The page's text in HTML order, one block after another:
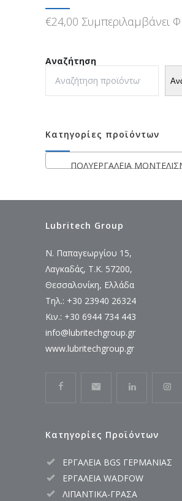
€24,00 Συμπεριλαμβάνει
Αναζήτηση
Κατηγορίες προϊόντων
ΠΟΛΥΕΡΓΑΛΕΙΑ ΜΟΝΤΕΛΙΣΜΟΥ –
Lubritech Group
Ν. Παπαγεωργίου 15,
Λαγκαδάς, Τ.Κ. 57200,
Θεσσαλονίκη, Ελλάδα
Τηλ.: +30 23940 26324
Κιν.: +30 6944 734 443
info@lubritechgroup.gr
www.lubritechgroup.gr
Κατηγορίες Προϊόντων
ΕΡΓΑΛΕΙΑ BGS ΓΕΡΜΑΝΙΑΣ
ΕΡΓΑΛΕΙΑ WADFOW
ΛΙΠΑΝΤΙΚΑ-ΓΡΑΣΑ